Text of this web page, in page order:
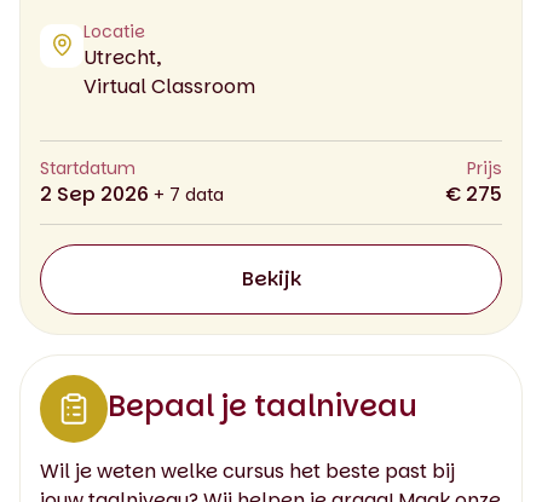
Locatie
Utrecht,
Virtual Classroom
Startdatum
2 Sep 2026 + 7 data
Prijs
€ 275
Bekijk
Bepaal je taalniveau
Wil je weten welke cursus het beste past bij